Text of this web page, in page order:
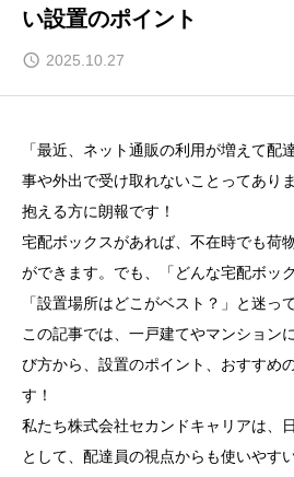
い設置のポイント
2025.10.27
「最近、ネット通販の利用が増えて配
事や外出で受け取れないことってあり
抱える方に朗報です！
宅配ボックスがあれば、不在時でも荷
ができます。でも、「どんな宅配ボッ
「設置場所はどこがベスト？」と迷っ
この記事では、一戸建てやマンション
び方から、設置のポイント、おすすめ
す！
私たち株式会社セカンドキャリアは、
として、配達員の視点からも使いやす